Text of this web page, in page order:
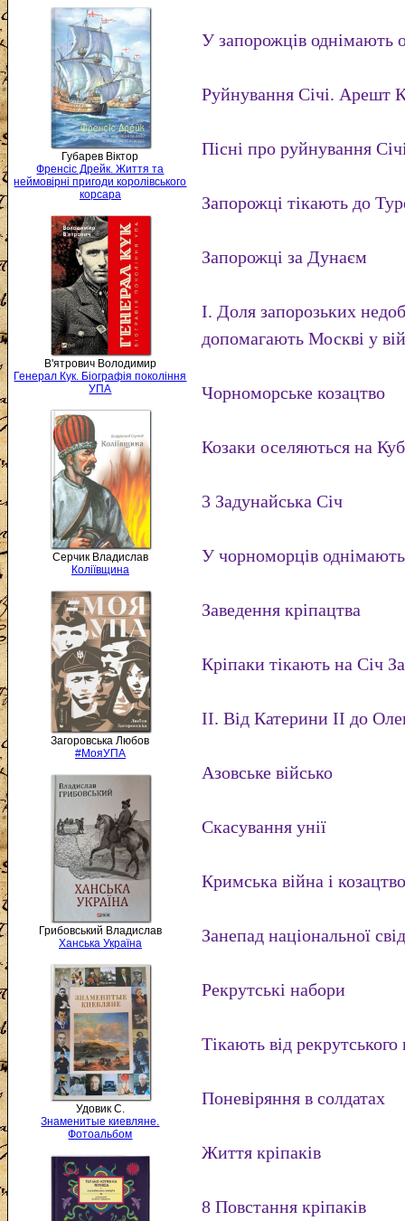
Губарев Віктор
Френсіс Дрейк. Життя та
неймовірні пригоди королівського
корсара
В'ятрович Володимир
Генерал Кук. Біографія покоління
УПА
Серчик Владислав
Коліївщина
Загоровська Любов
#МояУПА
Грибовський Владислав
Ханська Україна
Удовик С.
Знаменитые киевляне.
Фотоальбом
У запорожців однімають
Руйнування Січі. Арешт
Пісні про руйнування
Запорожці тікають до
Запорожці за Дунаєм
I. Доля запорозьких
допомагають Москві у
Чорноморське козацтво
Козаки оселяються на
3 Задунайська Січ
У чорноморців
Заведення кріпацтва
Кріпаки тікають на Січ
II. Від Катерини II до
Азовське військо
Скасування унії
Кримська війна і
Занепад національної
Рекрутські набори
Тікають від
Поневіряння в солдатах
Життя кріпаків
8 Повстання кріпаків